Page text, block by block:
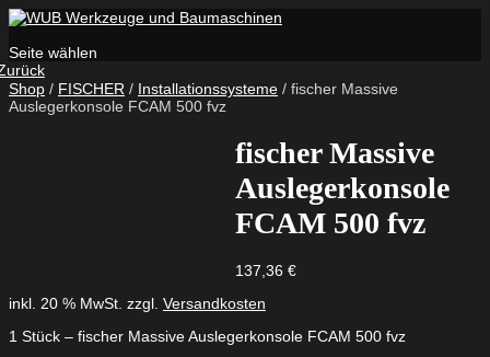
Seite wählen
Shop / FISCHER / Installationssysteme / fischer Massive
Auslegerkonsole FCAM 500 fvz
fischer Massive
Auslegerkonsole
FCAM 500 fvz
137,36€
inkl. 20 % MwSt. zzgl. Versandkosten
1 Stück – fischer Massive Auslegerkonsole FCAM 500 fvz